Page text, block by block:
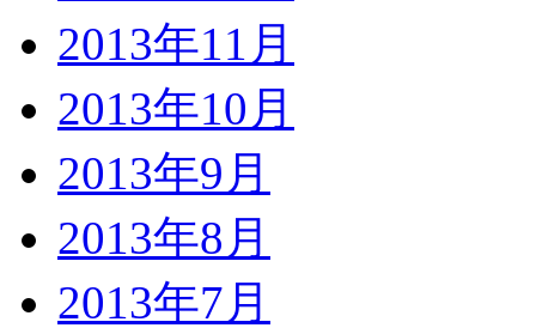
2013年11月
2013年10月
2013年9月
2013年8月
2013年7月